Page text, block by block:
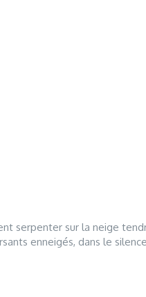
serpenter sur la neige
enneigés, dans le